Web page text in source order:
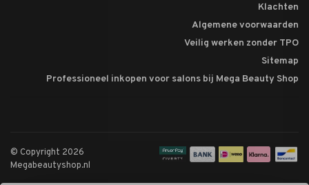
Klachten
Algemene voorwaarden
Veilig werken zonder TPO
Sitemap
Professioneel inkopen voor salons bij Mega Beauty Shop
© Copyright 2026
Megabeautyshop.nl